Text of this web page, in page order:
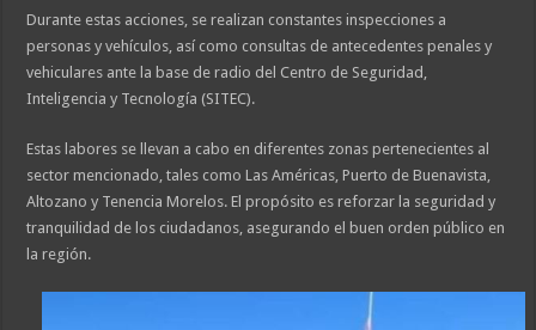
Durante estas acciones, se realizan constantes inspecciones a
personas y vehículos, así como consultas de antecedentes penales y
vehiculares ante la base de radio del Centro de Seguridad,
Inteligencia y Tecnología (SITEC).
Estas labores se llevan a cabo en diferentes zonas pertenecientes al
sector mencionado, tales como Las Américas, Puerto de Buenavista,
Altozano y Tenencia Morelos. El propósito es reforzar la seguridad y
tranquilidad de los ciudadanos, asegurando el buen orden público en
la región.